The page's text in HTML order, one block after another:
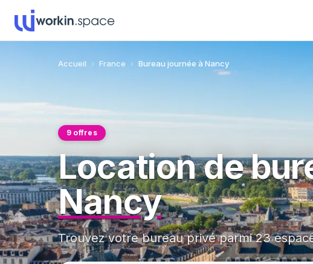
Accueil › France › Bureau journée à Nancy
9 offres
Location de
Nancy
Trouvez votre bureau privé parmi 23